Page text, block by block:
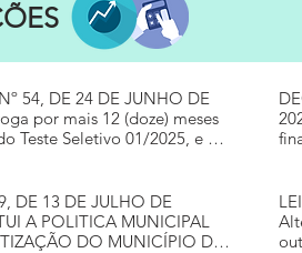
54, DE 24 DE JUNHO DE
por mais 12 (doze) meses
Teste Seletivo 01/2025, e dá
A POLITICA MUNICIPAL
DO MUNICÍPIO DE